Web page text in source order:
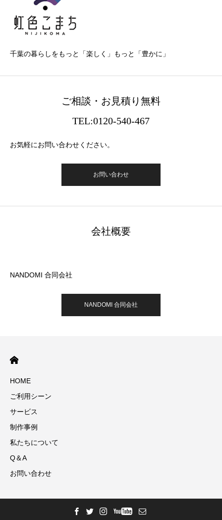
千葉の暮らしをもっと「楽しく」もっと「豊かに」
ご相談・お見積り無料
TEL:0120-540-467
お気軽にお問い合わせください。
お問い合わせ
会社概要
NANDOMI 合同会社
NANDOMI 合同会社
HOME
ご利用シーン
サービス
制作事例
私たちについて
Q＆A
お問い合わせ